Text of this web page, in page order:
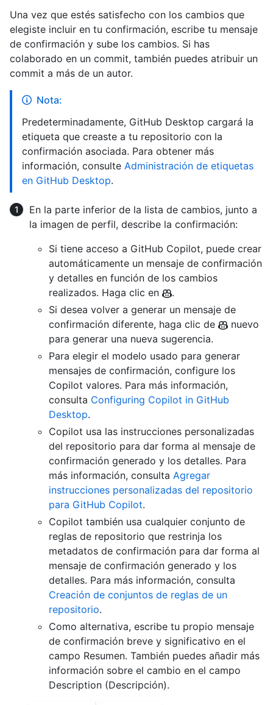
Una vez que estés satisfecho con los cambios que
elegiste incluir en tu confirmación, escribe tu mensaje
de confirmación y sube los cambios. Si has
colaborado en un commit, también puedes atribuir un
commit a más de un autor.
Nota:
Predeterminadamente, GitHub Desktop cargará la
etiqueta que creaste a tu repositorio con la
confirmación asociada. Para obtener más
información, consulte Administración de etiquetas
en GitHub Desktop.
En la parte inferior de la lista de cambios, junto a
la imagen de perfil, describe la confirmación:
Si tiene acceso a GitHub Copilot, puede crear
automáticamente un mensaje de confirmación
y detalles en función de los cambios
realizados. Haga clic en
.
Si desea volver a generar un mensaje de
confirmación diferente, haga clic de
nuevo
para generar una nueva sugerencia.
Para elegir el modelo usado para generar
mensajes de confirmación, configure los
Copilot valores. Para más información,
consulta Configuring Copilot in GitHub
Desktop.
Copilot usa las instrucciones personalizadas
del repositorio para dar forma al mensaje de
confirmación generado y los detalles. Para
más información, consulta Agregar
instrucciones personalizadas del repositorio
para GitHub Copilot.
Copilot también usa cualquier conjunto de
reglas de repositorio que restrinja los
metadatos de confirmación para dar forma al
mensaje de confirmación generado y los
detalles. Para más información, consulta
Creación de conjuntos de reglas de un
repositorio.
Como alternativa, escribe tu propio mensaje
de confirmación breve y significativo en el
campo Resumen. También puedes añadir más
información sobre el cambio en el campo
Description (Descripción).